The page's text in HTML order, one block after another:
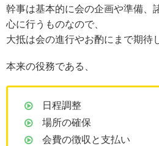
幹事は基本的に会の企画や準備、
心に行うものなので、
大抵は会の進行やお酌にまで期待
本来の役務である、
日程調整
場所の確保
会費の徴収と支払い